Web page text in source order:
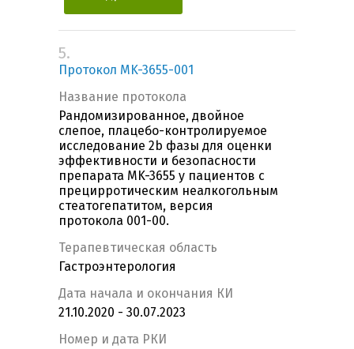
5.
Протокол MK-3655-001
Название протокола
Рандомизированное, двойное
слепое, плацебо-контролируемое
исследование 2b фазы для оценки
эффективности и безопасности
препарата MK-3655 у пациентов с
прецирротическим неалкогольным
стеатогепатитом, версия
протокола 001-00.
Терапевтическая область
Гастроэнтерология
Дата начала и окончания КИ
21.10.2020 - 30.07.2023
Номер и дата РКИ